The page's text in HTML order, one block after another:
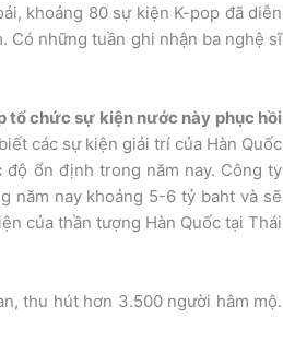
khoảng 80 sự kiện K-pop đã diễn
Có những tuần ghi nhận ba nghệ sĩ
tổ chức sự kiện nước này phục hồi
các sự kiện giải trí của Hàn Quốc
ổn định trong năm nay. Công ty
năm nay khoảng 5-6 tỷ baht và sẽ
của thần tượng Hàn Quốc tại Thái